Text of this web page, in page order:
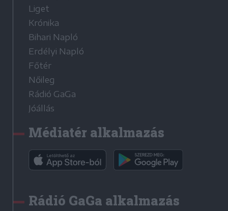
Liget
Krónika
Bihari Napló
Erdélyi Napló
Főtér
Nőileg
Rádió GaGa
Jóállás
Médiatér alkalmazás
Rádió GaGa alkalmazás